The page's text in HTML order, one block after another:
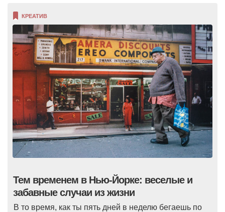
КРЕАТИВ
Тем временем в Нью-Йорке: веселые и
забавные случаи из жизни
В то время, как ты пять дней в неделю бегаешь по